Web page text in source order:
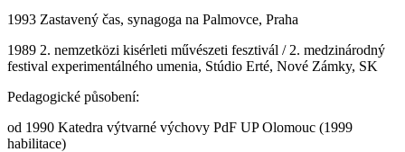
1993 Zastavený čas, synagoga na Palmovce, Praha
1989 2. nemzetközi kisérleti művészeti fesztivál / 2. medzinárodný
festival experimentálného umenia, Stúdio Erté, Nové Zámky, SK
Pedagogické působení:
od 1990 Katedra výtvarné výchovy PdF UP Olomouc (1999
habilitace)